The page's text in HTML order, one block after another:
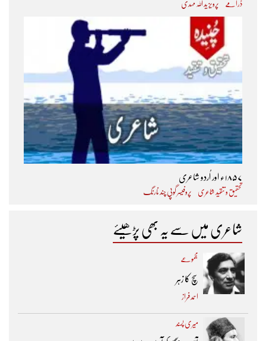
ڈرامے پرویز ید اللہ مہدی
۱۸۵۷ء اور اُردو شاعری
تحقیق و تنقید شاعری پروفیسر گوپی چند نارنگ
شاعری میں سے یہ بھی پڑھیئے
مجموعے
سچ کا زہر
احمد فراز
میری پسند